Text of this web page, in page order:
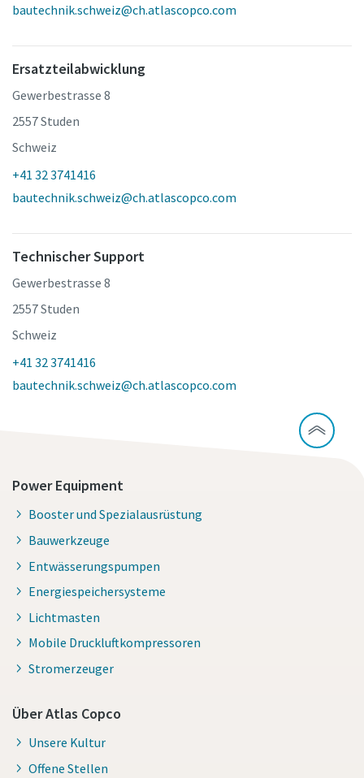
bautechnik.schweiz@ch.atlascopco.com
Ersatzteilabwicklung
Gewerbestrasse 8
2557 Studen
Schweiz
+41 32 3741416
bautechnik.schweiz@ch.atlascopco.com
Technischer Support
Gewerbestrasse 8
2557 Studen
Schweiz
+41 32 3741416
bautechnik.schweiz@ch.atlascopco.com
Power Equipment
Booster und Spezialausrüstung
Bauwerkzeuge
Entwässerungspumpen
Energiespeichersysteme
Lichtmasten
Mobile Druckluftkompressoren
Stromerzeuger
Über Atlas Copco
Unsere Kultur
Offene Stellen